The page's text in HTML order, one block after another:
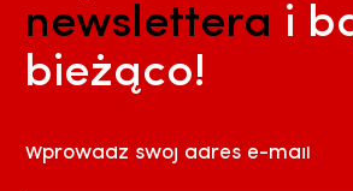
newslettera i
bieżąco!
Wprowadź swój adres e-mail